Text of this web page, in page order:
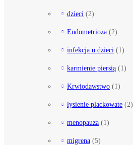
dzieci (2)
Endometrioza (2)
infekcja u dzieci (1)
karmienie piersią (1)
Krwiodawstwo (1)
łysienie plackowate (2)
menopauza (1)
migrena (5)